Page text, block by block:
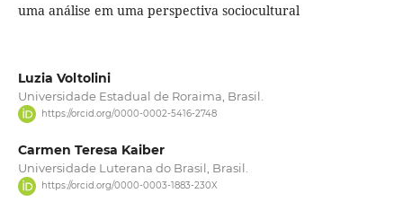
uma análise em uma perspectiva sociocultural
Luzia Voltolini
Universidade Estadual de Roraima, Brasil.
https://orcid.org/0000-0002-5416-2748
Carmen Teresa Kaiber
Universidade Luterana do Brasil, Brasil.
https://orcid.org/0000-0003-1883-230X